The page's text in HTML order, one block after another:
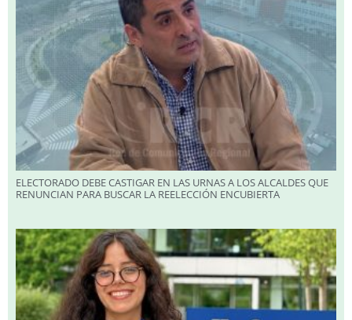
ELECTORADO DEBE CASTIGAR EN LAS URNAS A LOS ALCALDES QUE
RENUNCIAN PARA BUSCAR LA REELECCIÓN ENCUBIERTA